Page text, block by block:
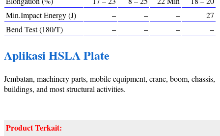
Min.Impact Energy (J)
– – –
27
Bend Test (180/T)
– – – –
Aplikasi HSLA Plate
Jembatan, machinery parts, mobile equipment, crane, boom, chassis,
buildings, and most structural activities.
Product Terkait: